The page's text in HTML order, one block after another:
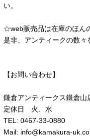
い。
☆web販売品は在庫のほん
是非、アンティークの数々
【お問い合わせ】
鎌倉アンティークス鎌倉山
定休日 火、水
TEL: 0467-33-0880
Mail: info@kamakura-